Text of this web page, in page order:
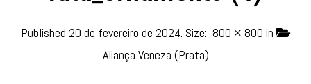
Published 20 de fevereiro de 2024. Size: 800 × 800 in
Aliança Veneza (Prata)